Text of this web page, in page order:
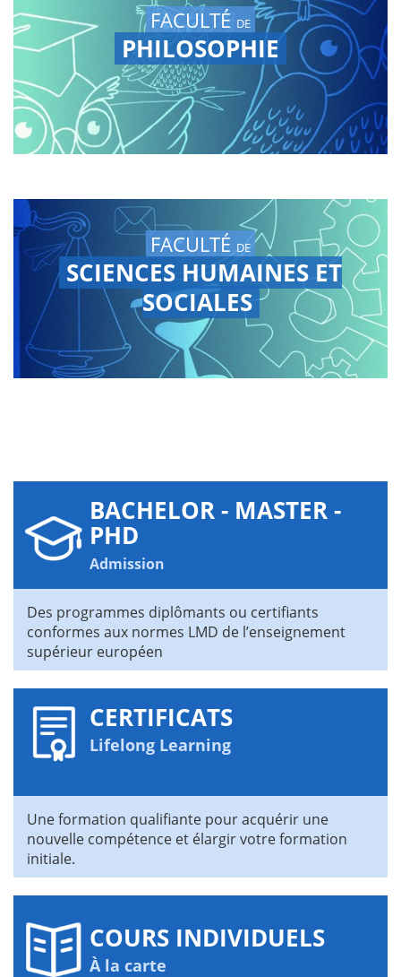
FACULTÉ DE
PHILOSOPHIE
FACULTÉ DE
SCIENCES HUMAINES ET
SOCIALES
BACHELOR - MASTER -
PHD
Admission
Des programmes diplômants ou certifiants
conformes aux normes LMD de l’enseignement
supérieur européen
CERTIFICATS
Lifelong Learning
Une formation qualifiante pour acquérir une
nouvelle compétence et élargir votre formation
initiale.
COURS INDIVIDUELS
À la carte